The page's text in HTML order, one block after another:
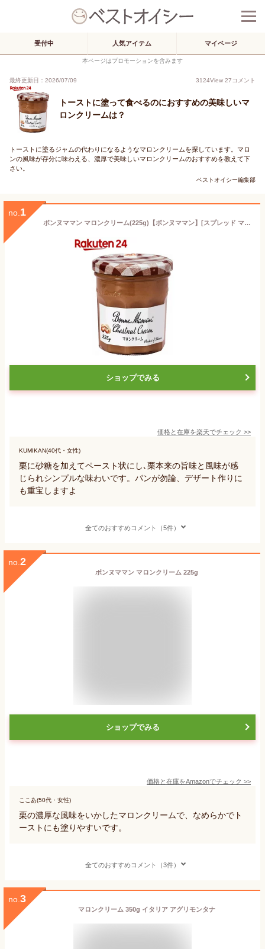
受付中 人気アイテム マイページ
本ページはプロモーションを含みます
最終更新日：2026/07/09 3124View 27コメント
トーストに塗って食べるのにおすすめの美味しいマ
ロンクリームは？
トーストに塗るジャムの代わりになるようなマロンクリームを探しています。マロ
ンの風味が存分に味わえる、濃厚で美味しいマロンクリームのおすすめを教えて下
さい。
ベストオイシー編集部
no. 1
ボンヌママン マロンクリーム(225g)【ボンヌママン】[スプレッド マロン クリ クリーム ジャム]
ショップでみる
価格と在庫を楽天でチェック >>
KUMIKAN(40代・女性)
栗に砂糖を加えてペースト状にし､栗本来の旨味と風味が感
じられシンプルな味わいです。パンが勿論、デザート作りに
も重宝しますよ
全てのおすすめコメント（5件）
no. 2
ボンヌママン マロンクリーム 225g
ショップでみる
価格と在庫をAmazonでチェック >>
ここあ(50代・女性)
栗の濃厚な風味をいかしたマロンクリームで、なめらかでト
ーストにも塗りやすいです。
全てのおすすめコメント（3件）
no. 3
マロンクリーム 350g イタリア アグリモンタナ